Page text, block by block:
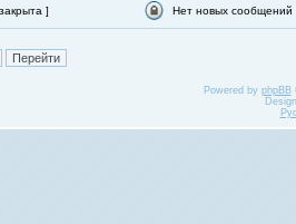
] Нет новых сообщений
Powered by phpBB